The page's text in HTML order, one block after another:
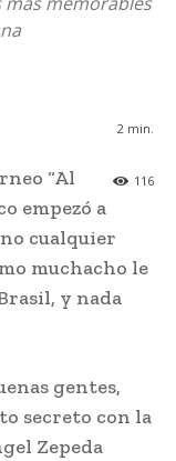
2 min.
116
“Al
empezó a
cualquier
muchacho le
y nada
gentes,
secreto con la
Zepeda